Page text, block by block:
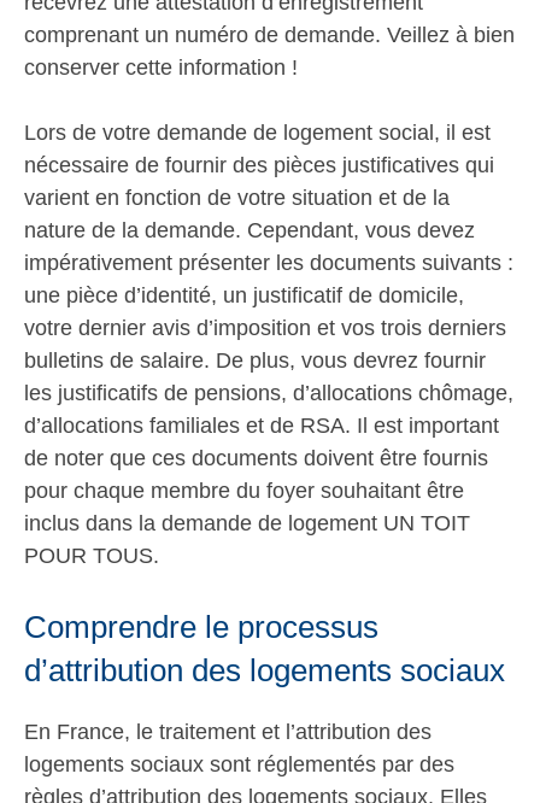
comprenant un numéro de demande. Veillez à bien
conserver cette information !
Lors de votre demande de logement social, il est
nécessaire de fournir des pièces justificatives qui
varient en fonction de votre situation et de la
nature de la demande. Cependant, vous devez
impérativement présenter les documents suivants :
une pièce d’identité, un justificatif de domicile,
votre dernier avis d’imposition et vos trois derniers
bulletins de salaire. De plus, vous devrez fournir
les justificatifs de pensions, d’allocations chômage,
d’allocations familiales et de RSA. Il est important
de noter que ces documents doivent être fournis
pour chaque membre du foyer souhaitant être
inclus dans la demande de logement UN TOIT
POUR TOUS.
Comprendre le processus
d’attribution des logements sociaux
En France, le traitement et l’attribution des
logements sociaux sont réglementés par des
règles d’attribution des logements sociaux. Elles